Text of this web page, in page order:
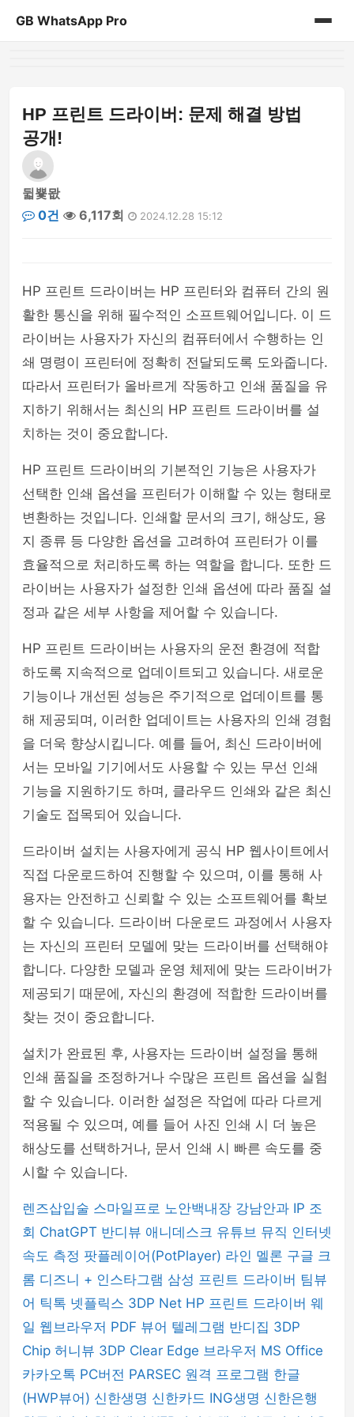
GB WhatsApp Pro
HP 프린트 드라이버: 문제 해결 방법
공개!
뒯뿇뫖
0건
6,117회 2024.12.28 15:12
HP 프린트 드라이버는 HP 프린터와 컴퓨터 간의 원
활한 통신을 위해 필수적인 소프트웨어입니다. 이 드
라이버는 사용자가 자신의 컴퓨터에서 수행하는 인
쇄 명령이 프린터에 정확히 전달되도록 도와줍니다.
따라서 프린터가 올바르게 작동하고 인쇄 품질을 유
지하기 위해서는 최신의 HP 프린트 드라이버를 설
치하는 것이 중요합니다.
HP 프린트 드라이버의 기본적인 기능은 사용자가
선택한 인쇄 옵션을 프린터가 이해할 수 있는 형태로
변환하는 것입니다. 인쇄할 문서의 크기, 해상도, 용
지 종류 등 다양한 옵션을 고려하여 프린터가 이를
효율적으로 처리하도록 하는 역할을 합니다. 또한 드
라이버는 사용자가 설정한 인쇄 옵션에 따라 품질 설
정과 같은 세부 사항을 제어할 수 있습니다.
HP 프린트 드라이버는 사용자의 운전 환경에 적합
하도록 지속적으로 업데이트되고 있습니다. 새로운
기능이나 개선된 성능은 주기적으로 업데이트를 통
해 제공되며, 이러한 업데이트는 사용자의 인쇄 경험
을 더욱 향상시킵니다. 예를 들어, 최신 드라이버에
서는 모바일 기기에서도 사용할 수 있는 무선 인쇄
기능을 지원하기도 하며, 클라우드 인쇄와 같은 최신
기술도 접목되어 있습니다.
드라이버 설치는 사용자에게 공식 HP 웹사이트에서
직접 다운로드하여 진행할 수 있으며, 이를 통해 사
용자는 안전하고 신뢰할 수 있는 소프트웨어를 확보
할 수 있습니다. 드라이버 다운로드 과정에서 사용자
는 자신의 프린터 모델에 맞는 드라이버를 선택해야
합니다. 다양한 모델과 운영 체제에 맞는 드라이버가
제공되기 때문에, 자신의 환경에 적합한 드라이버를
찾는 것이 중요합니다.
설치가 완료된 후, 사용자는 드라이버 설정을 통해
인쇄 품질을 조정하거나 수많은 프린트 옵션을 실험
할 수 있습니다. 이러한 설정은 작업에 따라 다르게
적용될 수 있으며, 예를 들어 사진 인쇄 시 더 높은
해상도를 선택하거나, 문서 인쇄 시 빠른 속도를 중
시할 수 있습니다.
렌즈삽입술 스마일프로 노안백내장 강남안과 IP 조
회 ChatGPT 반디뷰 애니데스크 유튜브 뮤직 인터넷
속도 측정 팟플레이어(PotPlayer) 라인 멜론 구글 크
롬 디즈니 + 인스타그램 삼성 프린트 드라이버 팀뷰
어 틱톡 넷플릭스 3DP Net HP 프린트 드라이버 웨
일 웹브라우저 PDF 뷰어 텔레그램 반디집 3DP
Chip 허니뷰 3DP Clear Edge 브라우저 MS Office
카카오톡 PC버전 PARSEC 원격 프로그램 한글
(HWP뷰어) 신한생명 신한카드 ING생명 신한은행